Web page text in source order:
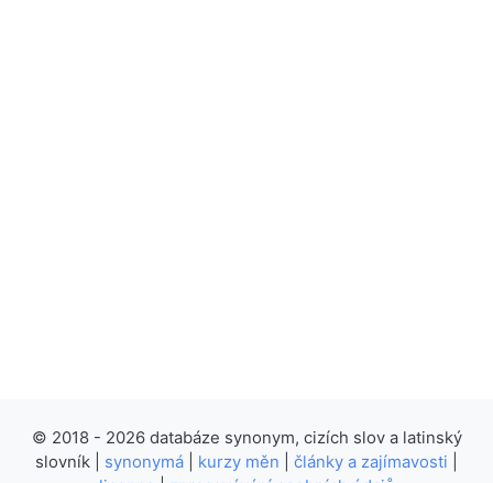
© 2018 - 2026 databáze synonym, cizích slov a latinský
slovník | synonymá kurzy měn články a zajímavosti